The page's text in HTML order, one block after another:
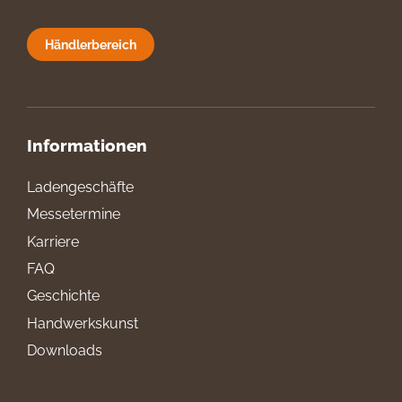
Händlerbereich
Informationen
Ladengeschäfte
Messetermine
Karriere
FAQ
Geschichte
Handwerkskunst
Downloads